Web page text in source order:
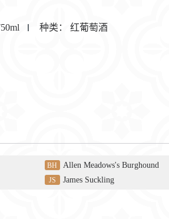
种类： 红葡萄酒
BH Allen Meadows's Burghound
JS James Suckling